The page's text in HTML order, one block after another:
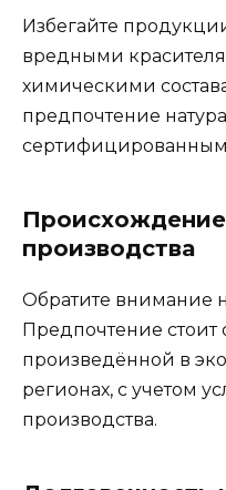
Избегайте
вредными
химическими
предпочтение
производства
Обратите внимание
Предпочтение стоит
произведённой в
регионах, с учетом
производства.